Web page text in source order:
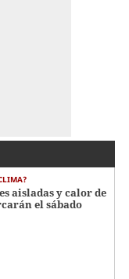
aisladas y calor de
el sábado